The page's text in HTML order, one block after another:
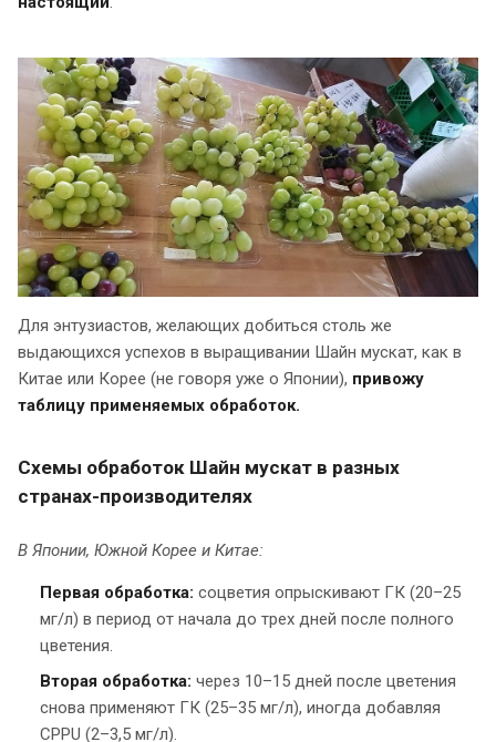
Для энтузиастов, желающих добиться столь же
выдающихся успехов в выращивании Шайн мускат, как в
Китае или Корее (не говоря уже о Японии), привожу
таблицу применяемых обработок.
Схемы обработок Шайн мускат в разных
странах-производителях
В Японии, Южной Корее и Китае:
Первая обработка: соцветия опрыскивают ГК (20–25
мг/л) в период от начала до трех дней после полного
цветения.
Вторая обработка: через 10–15 дней после цветения
снова применяют ГК (25–35 мг/л), иногда добавляя
CPPU (2–3,5 мг/л).